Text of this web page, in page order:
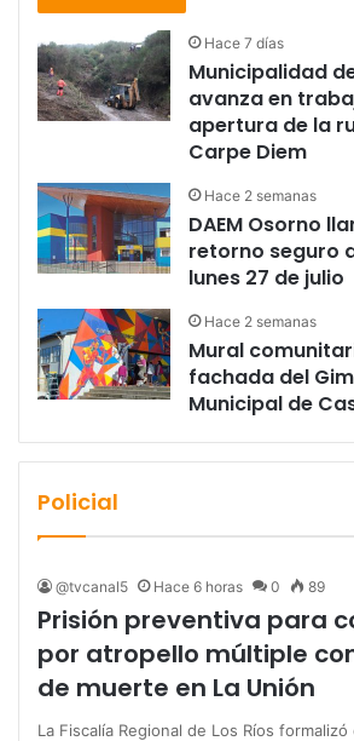
Hace 7 días
Municipalidad
avanza en
apertura de la
Carpe Diem
Hace 2 semanas
DAEM Osorno
retorno seguro
lunes 27 de julio
Hace 2 semanas
Mural
fachada del
Municipal de
Policial
@tvcanal5 Hace 6 horas 0 89
Prisión preventiva para
por atropello múltiple
de muerte en La Unión
La Fiscalía Regional de Los Ríos